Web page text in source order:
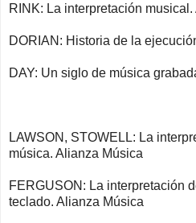
RINK: La interpretación
DORIAN: Historia de la
DAY: Un siglo de música
LAWSON, STOWELL: La
música. Alianza Música
FERGUSON: La interpretación
teclado. Alianza Música